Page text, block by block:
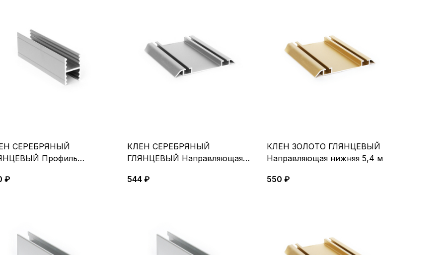
СЕРЕБРЯНЫЙ
Профиль
₽
КЛЕН СЕРЕБРЯНЫЙ
ГЛЯНЦЕВЫЙ Направляющая
544 ₽
КЛЕН ЗОЛОТО ГЛЯНЦЕВЫЙ
Направляющая нижняя 5,4 м
550 ₽